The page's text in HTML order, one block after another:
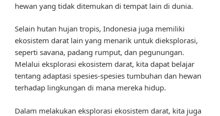
hewan yang tidak ditemukan di tempat lain di dunia.
Selain hutan hujan tropis, Indonesia juga memiliki
ekosistem darat lain yang menarik untuk dieksplorasi,
seperti savana, padang rumput, dan pegunungan.
Melalui eksplorasi ekosistem darat, kita dapat belajar
tentang adaptasi spesies-spesies tumbuhan dan hewan
terhadap lingkungan di mana mereka hidup.
Dalam melakukan eksplorasi ekosistem darat, kita juga